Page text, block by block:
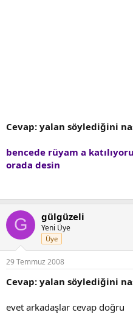
Cevap: yalan söylediğini
bencede rüyam a
orada desin
G gülgüzeli
Yeni Üye
Üye
29 Temmuz 2008
Cevap: yalan söylediğini
evet arkadaşlar cevap doğru